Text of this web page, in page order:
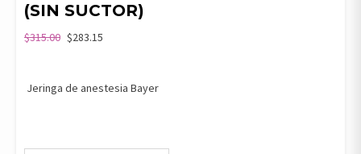
(SIN SUCTOR)
$315.00 $283.15
Jeringa de anestesia Bayer